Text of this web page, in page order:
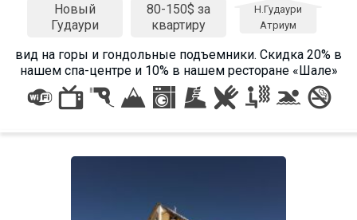
Новый
Гудаури
80-150$ за
квартиру
Н.Гудаури
Атриум
вид на горы и гондольные подъемники. Cкидка 20% в
нашем спа-центре и 10% в нашем ресторане «Шале»